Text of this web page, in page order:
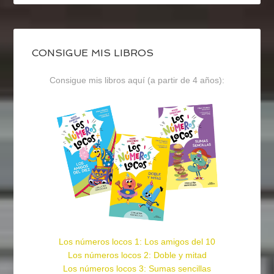
CONSIGUE MIS LIBROS
Consigue mis libros aquí (a partir de 4 años):
Los números locos 1: Los amigos del 10
Los números locos 2: Doble y mitad
Los números locos 3: Sumas sencillas